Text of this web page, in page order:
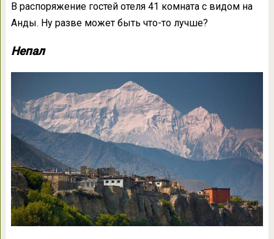
В распоряжение гостей отеля 41 комната с видом на
Анды. Ну разве может быть что-то лучше?
Непал